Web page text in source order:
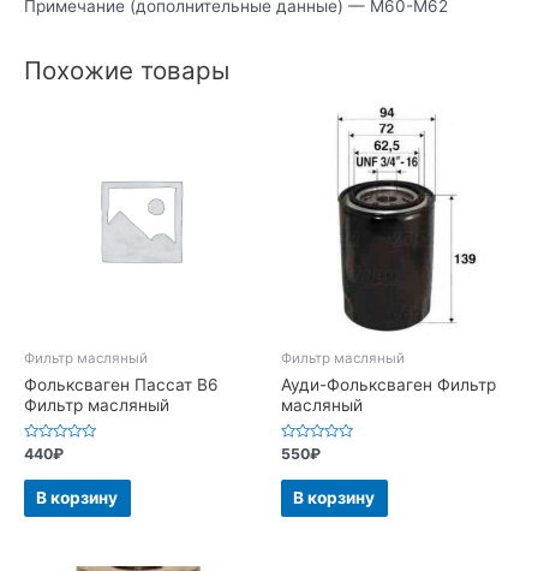
Примечание (дополнительные данные) — М60-М62
Похожие товары
Фильтр масляный
Фольксваген Пассат В6
Фильтр масляный
Оценка
из
440₽
В корзину
Фильтр масляный
Ауди-Фольксваген Фильтр
масляный
Оценка
из
550₽
В корзину